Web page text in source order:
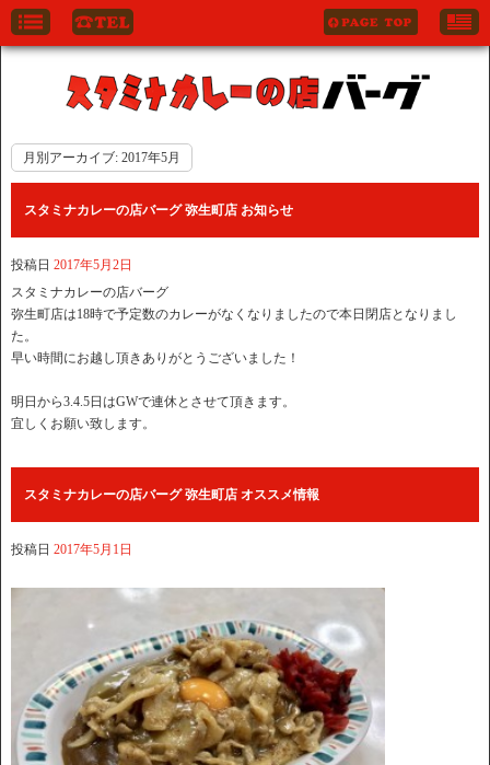
月別アーカイブ: 2017年5月
スタミナカレーの店バーグ 弥生町店 お知らせ
投稿日 2017年5月2日
スタミナカレーの店バーグ
弥生町店は18時で予定数のカレーがなくなりましたので本日閉店となりまし
た。
早い時間にお越し頂きありがとうございました！
明日から3.4.5日はGWで連休とさせて頂きます。
宜しくお願い致します。
スタミナカレーの店バーグ 弥生町店 オススメ情報
投稿日 2017年5月1日